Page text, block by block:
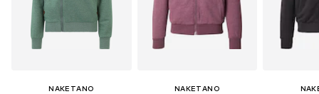
NAKETANO NAKETANO